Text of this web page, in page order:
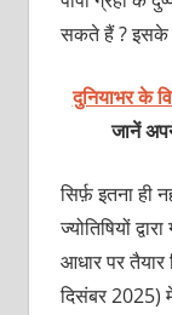
सकते हैं ? इसके
दुनियाभर के
जानें
सिर्फ़ इतना ही
ज्योतिषियों
आधार पर
दिसंबर 2025)